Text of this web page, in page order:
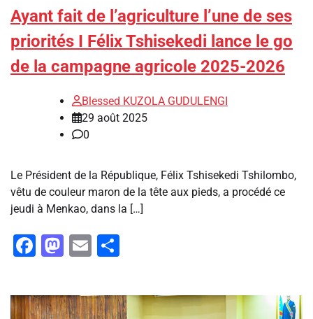
Ayant fait de l’agriculture l’une de ses
priorités I Félix Tshisekedi lance le go
de la campagne agricole 2025-2026
Blessed KUZOLA GUDULENGI
29 août 2025
0
Le Président de la République, Félix Tshisekedi Tshilombo,
vêtu de couleur maron de la tête aux pieds, a procédé ce
jeudi à Menkao, dans la […]
Facebook
Mastodon
Email